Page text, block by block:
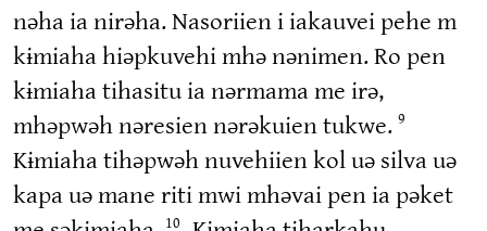
nəha ia nirəha. Nasoriien i iakauvei pehe m
kɨmiaha hiəpkuvehi mhə nənimen. Ro pen
kɨmiaha tihasitu ia nərmama me irə,
mhəpwəh nəresien nərəkuien tukwe. 9
Kɨmiaha tihəpwəh nuvehiien kol uə silva uə
kapa uə mane riti mwi mhəvai pen ia pəket
10